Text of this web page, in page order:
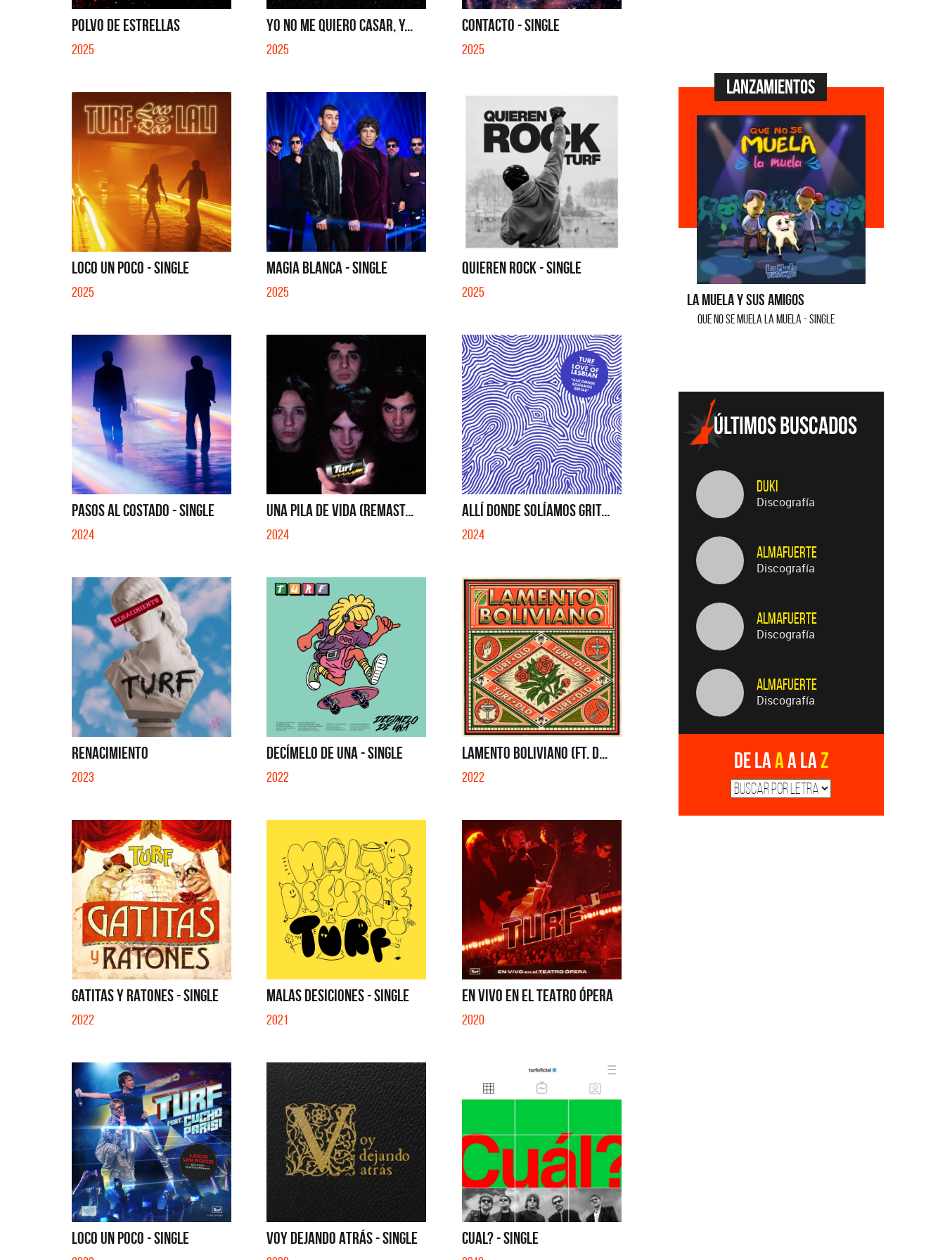
POLVO DE ESTRELLAS
2025
YO NO ME QUIERO CASAR, Y...
2025
CONTACTO - SINGLE
2025
LOCO UN POCO - SINGLE
2025
MAGIA BLANCA - SINGLE
2025
QUIEREN ROCK - SINGLE
2025
PASOS AL COSTADO - SINGLE
2024
UNA PILA DE VIDA (REMAST...
2024
ALLÍ DONDE SOLÍAMOS GRIT...
2024
RENACIMIENTO
2023
DECÍMELO DE UNA - SINGLE
2022
LAMENTO BOLIVIANO (FT. D...
2022
GATITAS Y RATONES - SINGLE
2022
MALAS DESICIONES - SINGLE
2021
EN VIVO EN EL TEATRO ÓPERA
2020
LOCO UN POCO - SINGLE VOY DEJANDO ATRÁS - SINGLE CUAL? - SINGLE
Lanzamientos
Benito Cerati La Muela y Sus Amigos La Muela y Sus Amigos
QUE NO SE MUELA LA MUELA - SINGLE
Duki
Discografía
Almafuerte
Discografía
Almafuerte
Discografía
Almafuerte
Discografía
De laAa laZ